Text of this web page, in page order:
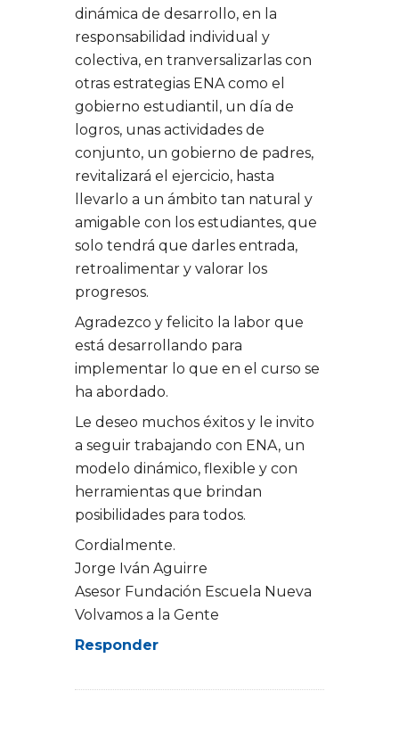
dinámica de desarrollo, en la
responsabilidad individual y
colectiva, en tranversalizarlas con
otras estrategias ENA como el
gobierno estudiantil, un día de
logros, unas actividades de
conjunto, un gobierno de padres,
revitalizará el ejercicio, hasta
llevarlo a un ámbito tan natural y
amigable con los estudiantes, que
solo tendrá que darles entrada,
retroalimentar y valorar los
progresos.
Agradezco y felicito la labor que
está desarrollando para
implementar lo que en el curso se
ha abordado.
Le deseo muchos éxitos y le invito
a seguir trabajando con ENA, un
modelo dinámico, flexible y con
herramientas que brindan
posibilidades para todos.
Cordialmente.
Jorge Iván Aguirre
Asesor Fundación Escuela Nueva
Volvamos a la Gente
Responder